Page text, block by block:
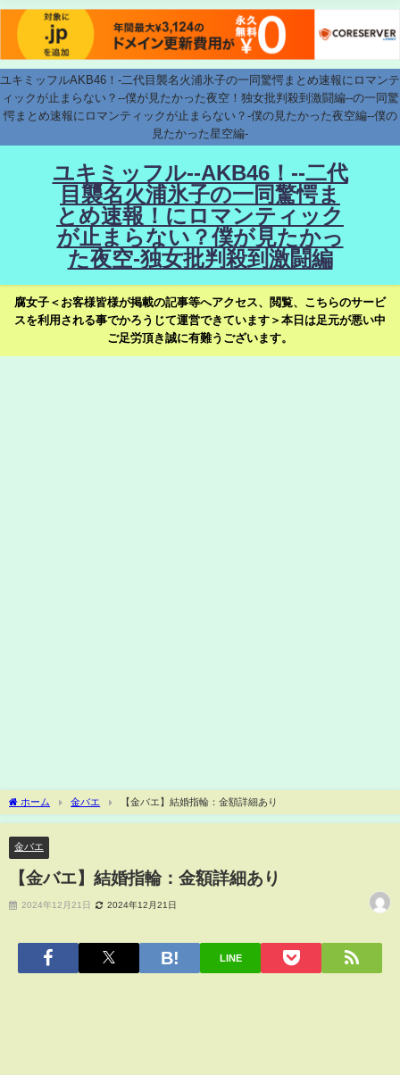
ユキミッフルAKB46！-二代目襲名火浦氷子の一同驚愕まとめ速報にロマンテ
ィックが止まらない？--僕が見たかった夜空！独女批判殺到激闘編--の一同驚
愕まとめ速報にロマンティックが止まらない？-僕の見たかった夜空編--僕の
見たかった星空編-
ユキミッフル--AKB46！--二代
目襲名火浦氷子の一同驚愕ま
とめ速報！にロマンティック
が止まらない？僕が見たかっ
た夜空-独女批判殺到激闘編
腐女子＜お客様皆様が掲載の記事等へアクセス、閲覧、こちらのサービ
スを利用される事でかろうじて運営できています＞本日は足元が悪い中
ご足労頂き誠に有難うございます。
ホーム 金バエ 【金バエ】結婚指輪：金額詳細あり
金バエ
【金バエ】結婚指輪：金額詳細あり
2024年12月21日 2024年12月21日
LINE